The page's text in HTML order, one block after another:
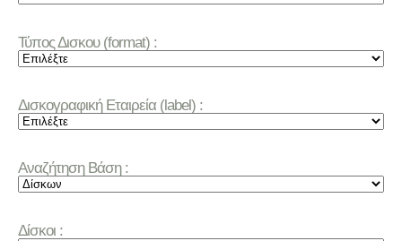
Τύπος Δισκου (format) :
Δισκογραφική Εταιρεία (label) :
Αναζήτηση Βάση :
Δίσκοι :